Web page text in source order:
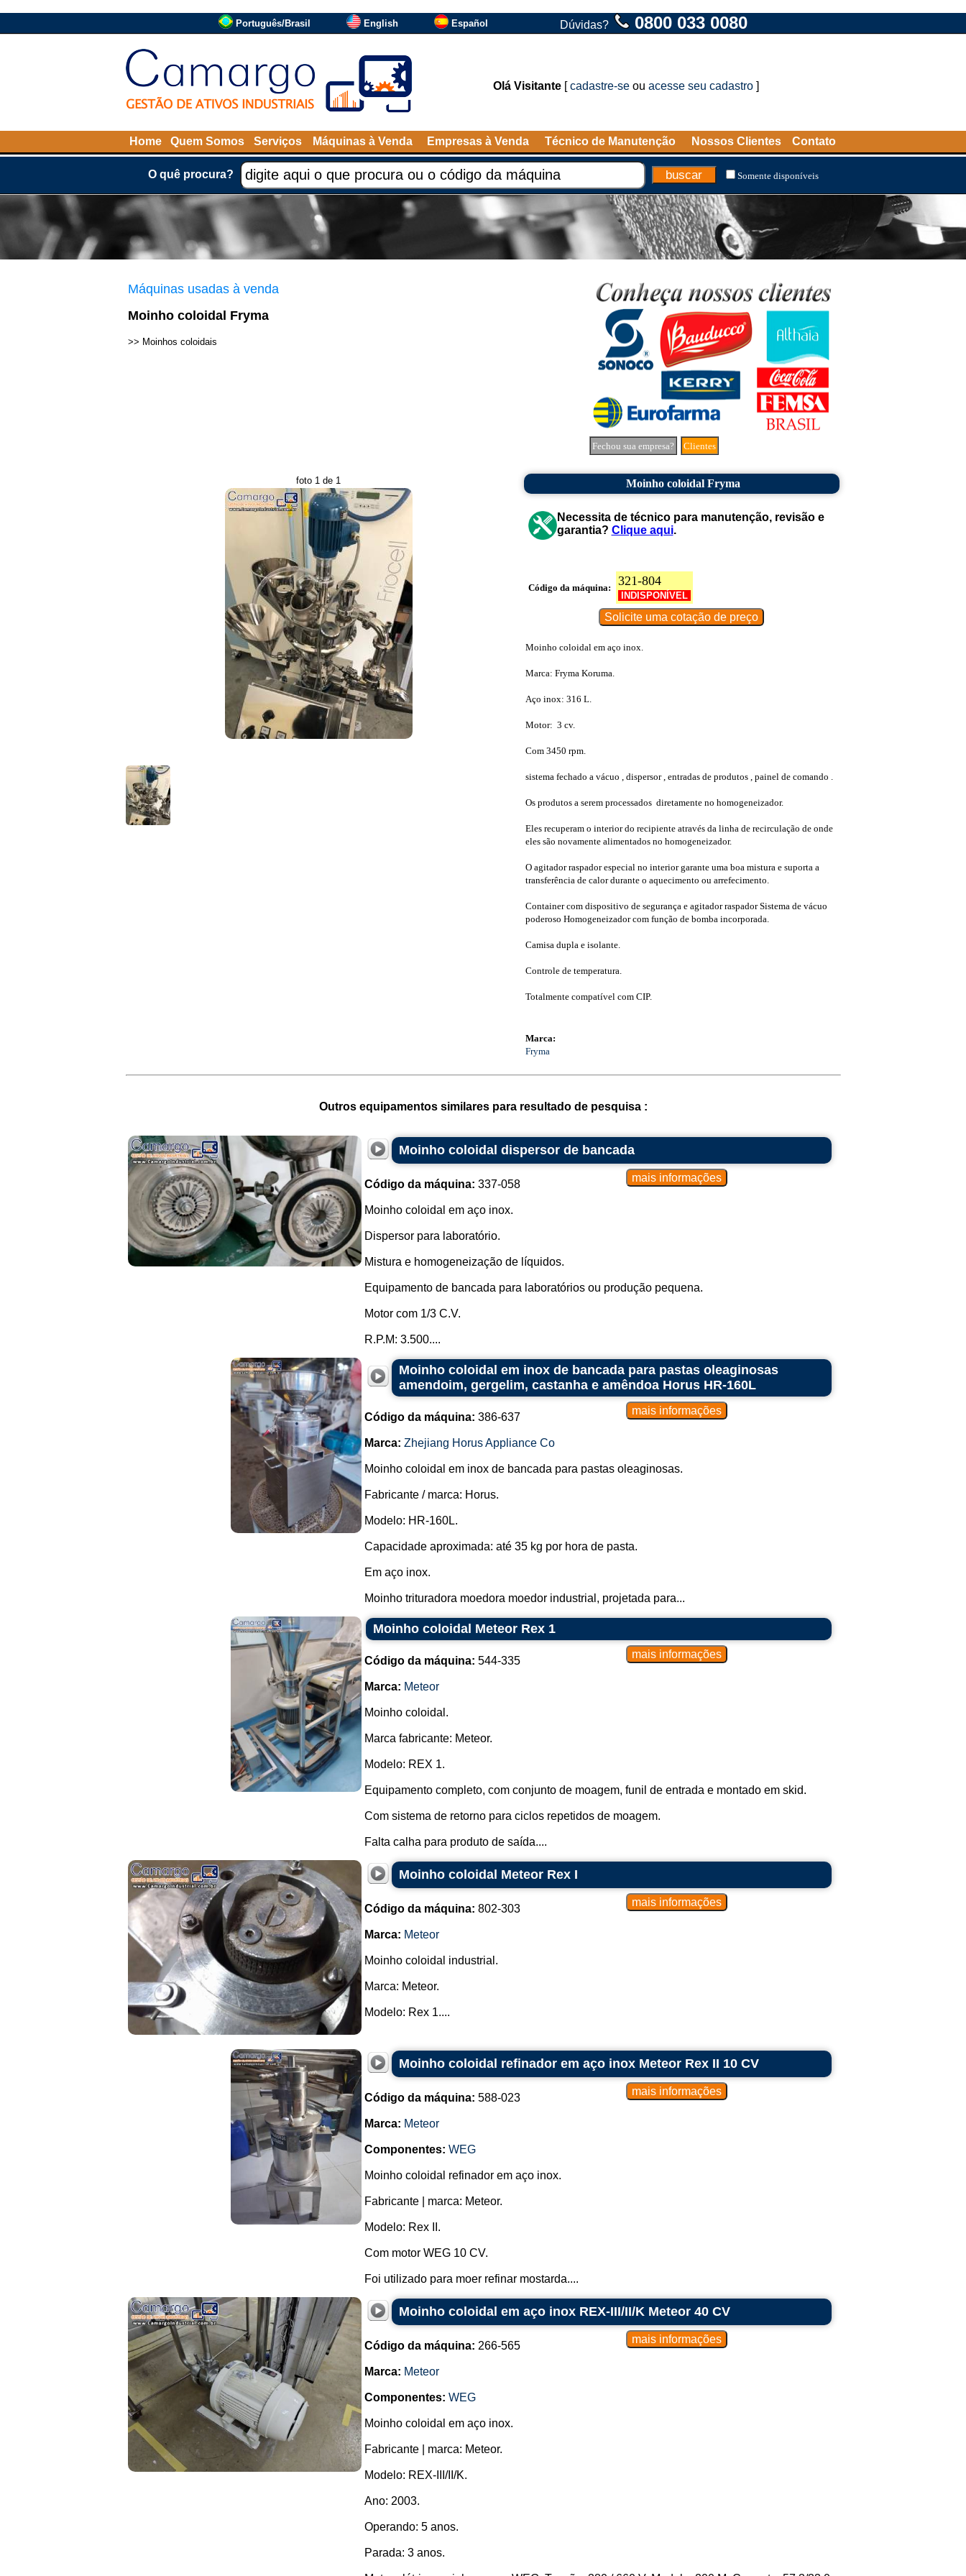
Português/Brasil English Español Dúvidas? 0800 033 0080
Olá Visitante [cadastre-se ou acesse seu cadastro ]
Home Quem Somos Serviços Máquinas à Venda Empresas à Venda Técnico de Manutenção Nossos Clientes Contato
O quê procura? Somente disponíveis
Máquinas usadas à venda
Moinho coloidal Fryma
>> Moinhos coloidais
Fechou sua empresa? Clientes
foto 1 de 1 Moinho coloidal Fryma
Necessita de técnico para manutenção, revisão e
garantia? Clique aqui.
Código da máquina: 321-804
INDISPONÍVEL
Moinho coloidal em aço inox.
Marca: Fryma Koruma.
Aço inox: 316 L.
Motor: 3 cv.
Com 3450 rpm.
sistema fechado a vácuo , dispersor , entradas de produtos , painel de comando .
Os produtos a serem processados ​ diretamente no homogeneizador.
Eles recuperam o interior do recipiente através da linha de recirculação de onde
eles são novamente alimentados no homogeneizador.
O agitador raspador especial no interior garante uma boa mistura e suporta a
transferência de calor durante o aquecimento ou arrefecimento.
Container com dispositivo de segurança e agitador raspador Sistema de vácuo
poderoso Homogeneizador com função de bomba incorporada.
Camisa dupla e isolante.
Controle de temperatura.
Totalmente compatível com CIP.
Marca:
Fryma
Outros equipamentos similares para resultado de pesquisa :
Moinho coloidal dispersor de bancada
Código da máquina: 337-058
Moinho coloidal em aço inox.
Dispersor para laboratório.
Mistura e homogeneização de líquidos.
Equipamento de bancada para laboratórios ou produção pequena.
Motor com 1/3 C.V.
R.P.M: 3.500....
Moinho coloidal em inox de bancada para pastas oleaginosas
amendoim, gergelim, castanha e amêndoa Horus HR-160L
Código da máquina: 386-637
Marca: Zhejiang Horus Appliance Co
Moinho coloidal em inox de bancada para pastas oleaginosas.
Fabricante / marca: Horus.
Modelo: HR-160L.
Capacidade aproximada: até 35 kg por hora de pasta.
Em aço inox.
Moinho trituradora moedora moedor industrial, projetada para...
Moinho coloidal Meteor Rex 1
Código da máquina: 544-335
Marca: Meteor
Moinho coloidal.
Marca fabricante: Meteor.
Modelo: REX 1.
Equipamento completo, com conjunto de moagem, funil de entrada e montado em skid.
Com sistema de retorno para ciclos repetidos de moagem.
Falta calha para produto de saída....
Moinho coloidal Meteor Rex I
Código da máquina: 802-303
Marca: Meteor
Moinho coloidal industrial.
Marca: Meteor.
Modelo: Rex 1....
Moinho coloidal refinador em aço inox Meteor Rex II 10 CV
Código da máquina: 588-023
Marca: Meteor
Componentes: WEG
Moinho coloidal refinador em aço inox.
Fabricante | marca: Meteor.
Modelo: Rex II.
Com motor WEG 10 CV.
Foi utilizado para moer refinar mostarda....
Moinho coloidal em aço inox REX-III/II/K Meteor 40 CV
Código da máquina: 266-565
Marca: Meteor
Componentes: WEG
Moinho coloidal em aço inox.
Fabricante | marca: Meteor.
Modelo: REX-III/II/K.
Ano: 2003.
Operando: 5 anos.
Parada: 3 anos.